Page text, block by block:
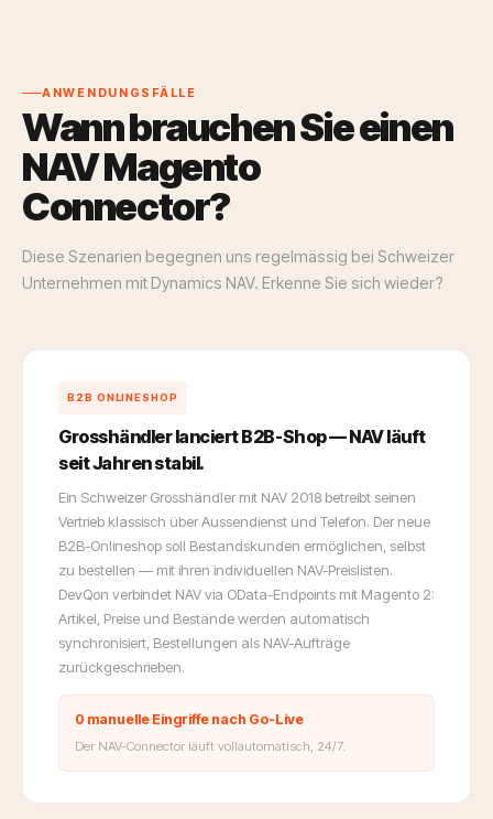
ANWENDUNGSFÄLLE
Wann brauchen Sie einen
NAV Magento
Connector?
Diese Szenarien begegnen uns regelmässig bei Schweizer
Unternehmen mit Dynamics NAV. Erkenne Sie sich wieder?
B2B ONLINESHOP
Grosshändler lanciert B2B-Shop — NAV läuft
seit Jahren stabil.
Ein Schweizer Grosshändler mit NAV 2018 betreibt seinen
Vertrieb klassisch über Aussendienst und Telefon. Der neue
B2B-Onlineshop soll Bestandskunden ermöglichen, selbst
zu bestellen — mit ihren individuellen NAV-Preislisten.
DevQon verbindet NAV via OData-Endpoints mit Magento 2:
Artikel, Preise und Bestände werden automatisch
synchronisiert, Bestellungen als NAV-Aufträge
zurückgeschrieben.
0 manuelle Eingriffe nach Go-Live
Der NAV-Connector läuft vollautomatisch, 24/7.